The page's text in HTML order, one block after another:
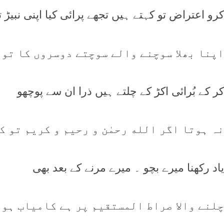
کرو اعتراض تو کہتے ہيں تجھے پرائی کيا اپنی نبيڑ
اپنا بھلا سوچنے والے سوچتے دوسروں کا
کر کے بُرائی اکڑ کے چلتے ہيں ذرا ان سے پوچھو
نہ ہوتا اگر الله رحمٰن و رحيم و کريم تو
ياد رکھنا ميرے بچو ۔ ميرے مرنے کے بعد بھی
چلنے والا صراط المستقيم پر ہے کامياب